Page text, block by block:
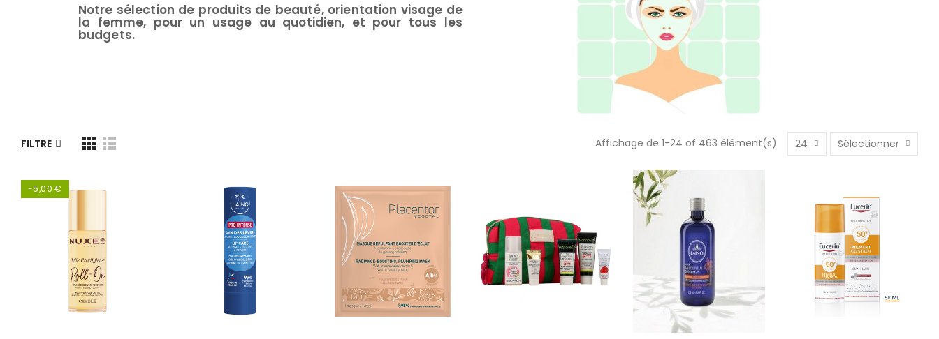
Notre sélection de produits de beauté, orientation visage de
la femme, pour un usage au quotidien, et pour tous les
budgets.
FILTRE Affichage de 1-24 of 463 élément(s) 24 Sélectionner
-5,00 €